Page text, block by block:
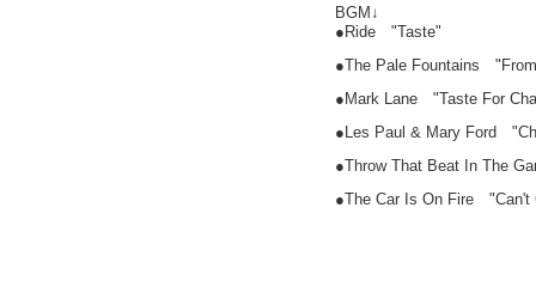
BGM↓
●Ride "Taste"
●The Pale Fountains
●Mark Lane "Taste For
●Les Paul & Mary Ford
●Throw That Beat In The
●The Car Is On Fire "Can't